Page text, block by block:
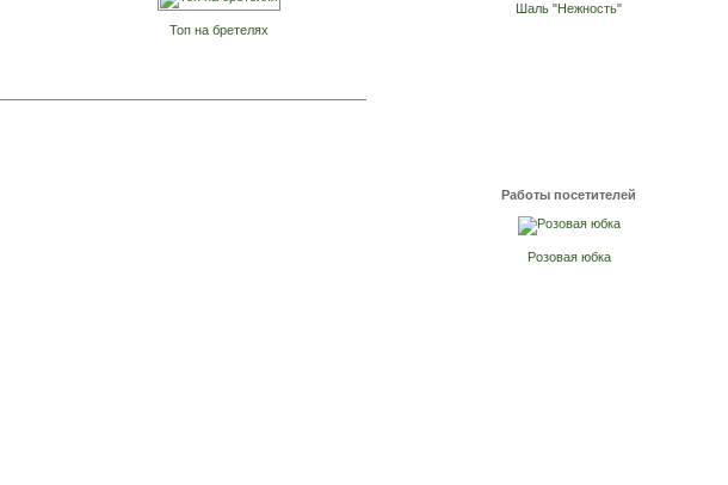
Топ на бретелях
Шаль "Нежность"
Работы посетителей
Розовая юбка